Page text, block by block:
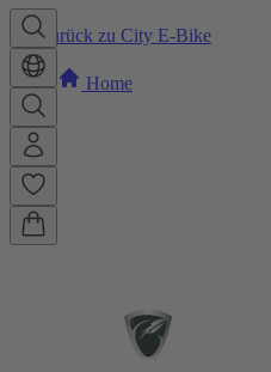
Zurück zu City E-Bike
Home